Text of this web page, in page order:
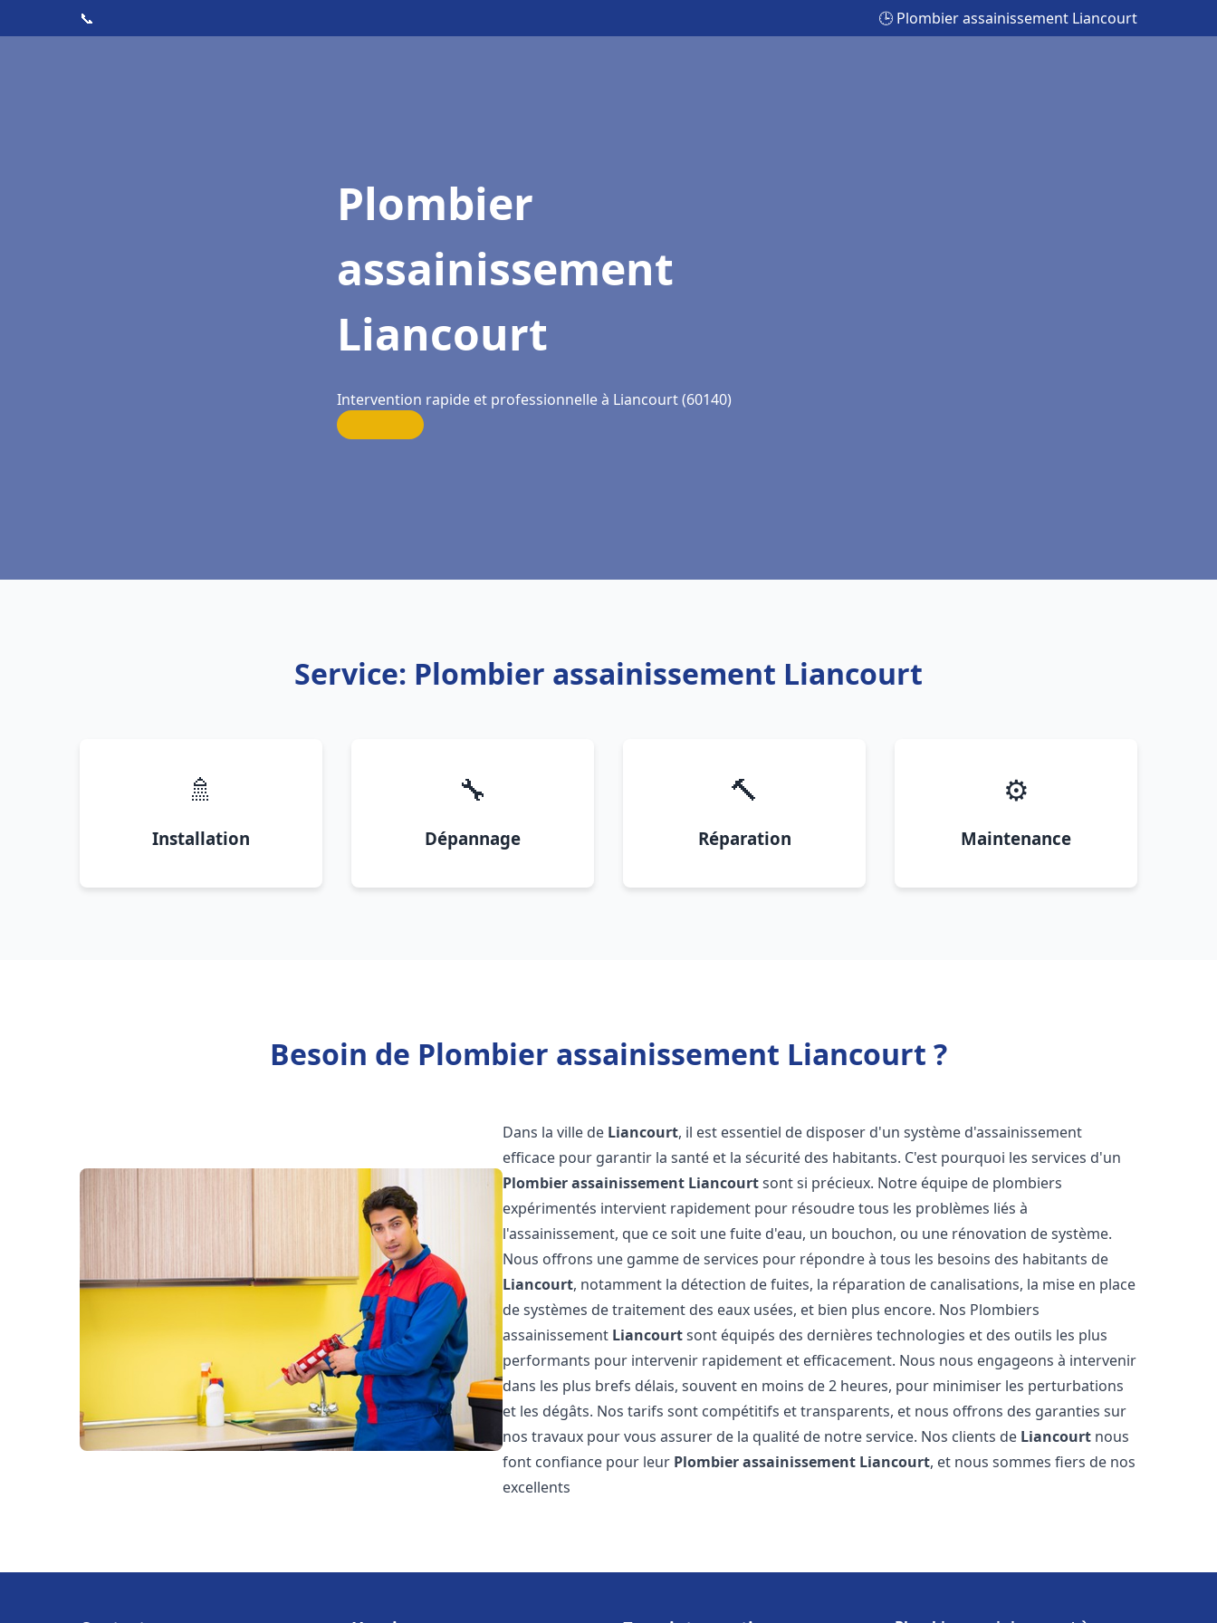
📞 🕒 Plombier assainissement Liancourt
Plombier
assainissement
Liancourt
Intervention rapide et professionnelle à Liancourt (60140)
Service: Plombier assainissement Liancourt
🚿
Installation
🔧
Dépannage
🔨
Réparation
⚙️
Maintenance
Besoin de Plombier assainissement Liancourt ?
Dans la ville de Liancourt, il est essentiel de disposer d'un système d'assainissement
efficace pour garantir la santé et la sécurité des habitants. C'est pourquoi les services d'un
Plombier assainissement Liancourtsont si précieux. Notre équipe de plombiers
expérimentés intervient rapidement pour résoudre tous les problèmes liés à
l'assainissement, que ce soit une fuite d'eau, un bouchon, ou une rénovation de système.
Nous offrons une gamme de services pour répondre à tous les besoins des habitants de
Liancourt, notamment la détection de fuites, la réparation de canalisations, la mise en place
de systèmes de traitement des eaux usées, et bien plus encore. Nos Plombiers
assainissement Liancourtsont équipés des dernières technologies et des outils les plus
performants pour intervenir rapidement et efficacement. Nous nous engageons à intervenir
dans les plus brefs délais, souvent en moins de 2 heures, pour minimiser les perturbations
et les dégâts. Nos tarifs sont compétitifs et transparents, et nous offrons des garanties sur
nos travaux pour vous assurer de la qualité de notre service. Nos clients de Liancourt nous
font confiance pour leur Plombier assainissement Liancourt, et nous sommes fiers de nos
excellents